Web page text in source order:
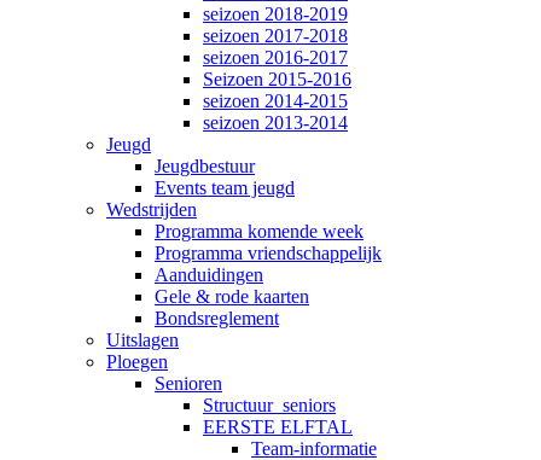
seizoen 2018-2019
seizoen 2017-2018
seizoen 2016-2017
Seizoen 2015-2016
seizoen 2014-2015
seizoen 2013-2014
Jeugd
Jeugdbestuur
Events team jeugd
Wedstrijden
Programma komende week
Programma vriendschappelijk
Aanduidingen
Gele & rode kaarten
Bondsreglement
Uitslagen
Ploegen
Senioren
Structuur_seniors
EERSTE ELFTAL
Team-informatie